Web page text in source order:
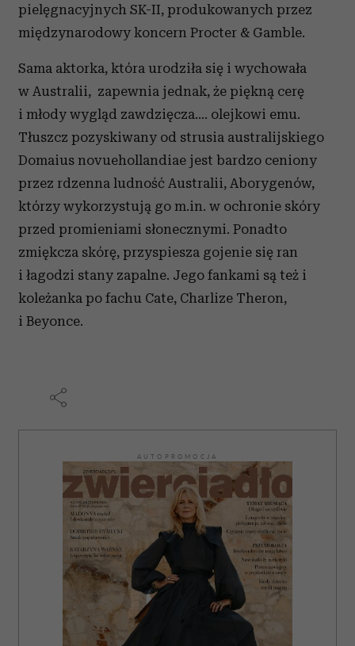
pielęgnacyjnych SK-II, produkowanych przez
międzynarodowy koncern Procter & Gamble.
Sama aktorka, która urodziła się i wychowała
w Australii, zapewnia jednak, że piękną cerę
i młody wygląd zawdzięcza.... olejkowi emu.
Tłuszcz pozyskiwany od strusia australijskiego
Domaius novuehollandiae jest bardzo ceniony
przez rdzenna ludność Australii, Aborygenów,
którzy wykorzystują go m.in. w ochronie skóry
przed promieniami słonecznymi. Ponadto
zmiękcza skórę, przyspiesza gojenie się ran
i łagodzi stany zapalne. Jego fankami są też i
koleżanka po fachu Cate, Charlize Theron,
i Beyonce.
AUTOPROMOCJA